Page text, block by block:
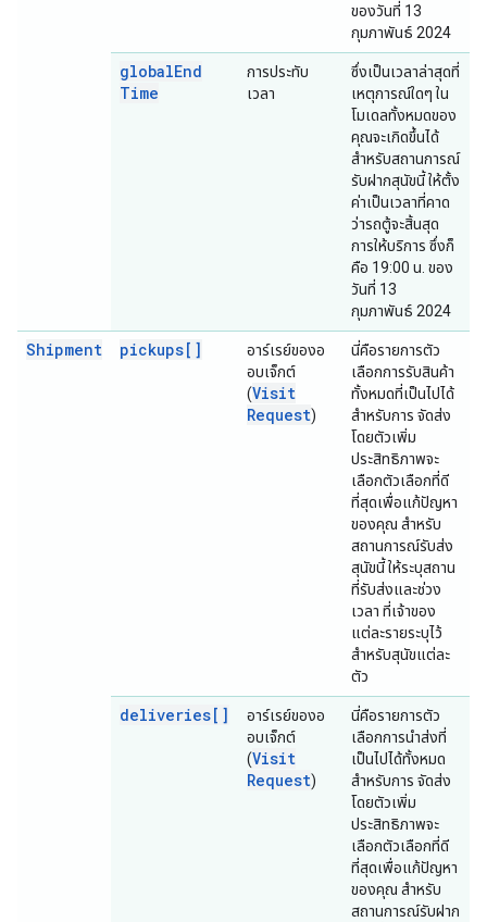
ของวันที่ 13
กุมภาพันธ์ 2024
globalEnd
Time
การประทับ
เวลา
ซึ่งเป็นเวลาล่าสุดที่
เหตุการณ์ใดๆ ใน
โมเดลทั้งหมดของ
คุณจะเกิดขึ้นได้
สำหรับสถานการณ์
รับฝากสุนัขนี้ ให้ตั้ง
ค่าเป็นเวลาที่คาด
ว่ารถตู้จะสิ้นสุด
การให้บริการ ซึ่งก็
คือ 19:00 น. ของ
วันที่ 13
กุมภาพันธ์ 2024
Shipment pickups[]
อาร์เรย์ของอ
อบเจ็กต์
(Visit
Request)
นี่คือรายการตัว
เลือกการรับสินค้า
ทั้งหมดที่เป็นไปได้
สำหรับการ จัดส่ง
โดยตัวเพิ่ม
ประสิทธิภาพจะ
เลือกตัวเลือกที่ดี
ที่สุดเพื่อแก้ปัญหา
ของคุณ สำหรับ
สถานการณ์รับส่ง
สุนัขนี้ ให้ระบุสถาน
ที่รับส่งและช่วง
เวลา ที่เจ้าของ
แต่ละรายระบุไว้
สำหรับสุนัขแต่ละ
ตัว
deliveries[]
อาร์เรย์ของอ
อบเจ็กต์
(Visit
Request)
นี่คือรายการตัว
เลือกการนำส่งที่
เป็นไปได้ทั้งหมด
สำหรับการ จัดส่ง
โดยตัวเพิ่ม
ประสิทธิภาพจะ
เลือกตัวเลือกที่ดี
ที่สุดเพื่อแก้ปัญหา
ของคุณ สำหรับ
สถานการณ์รับฝาก